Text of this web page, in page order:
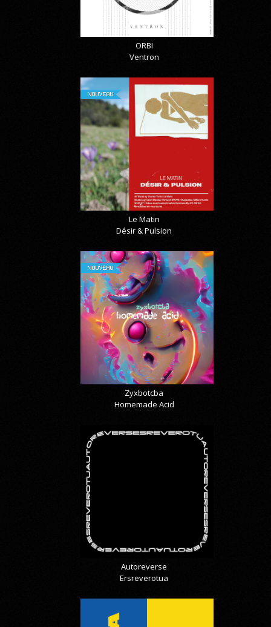
ORBI
Ventron
NOUVEAU
Le Matin
Désir & Pulsion
NOUVEAU
Zyxbotcba
Homemade Acid
Autoreverse
Ersreverotua